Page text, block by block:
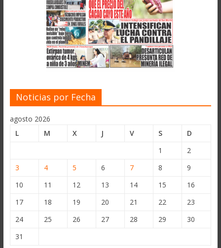
Noticias por Fecha
agosto 2026
L
M X J V S
D
1
2
3
4 5 6 7 8
9
10
11 12 13 14 15
16
17
18 19 20 21 22
23
24
25 26 27 28 29
30
31